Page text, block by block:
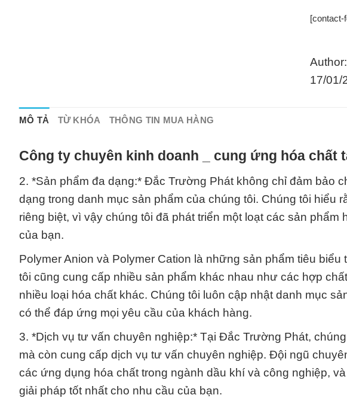
[contact-
17/01/
MÔ TẢ TỪ KHÓA THÔNG TIN MUA HÀNG
Công ty chuyên kinh doanh _ cung ứng hóa chất
2. *Sản phẩm đa dạng:* Đắc Trường Phát không chỉ đảm bảo
dạng trong danh mục sản phẩm của chúng tôi. Chúng tôi hiểu
riêng biệt, vì vậy chúng tôi đã phát triển một loạt các sản
của bạn.
Polymer Anion và Polymer Cation là những sản phẩm tiêu
tôi cũng cung cấp nhiều sản phẩm khác nhau như các hợp
nhiều loại hóa chất khác. Chúng tôi luôn cập nhật danh mục
có thể đáp ứng mọi yêu cầu của khách hàng.
3. *Dịch vụ tư vấn chuyên nghiệp:* Tại Đắc Trường Phát,
mà còn cung cấp dịch vụ tư vấn chuyên nghiệp. Đội ngũ
các ứng dụng hóa chất trong ngành dầu khí và công nghiệp,
giải pháp tốt nhất cho nhu cầu của bạn.